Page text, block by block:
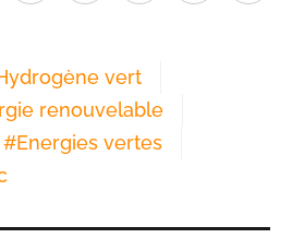
vert
renouvelable
#Energies vertes